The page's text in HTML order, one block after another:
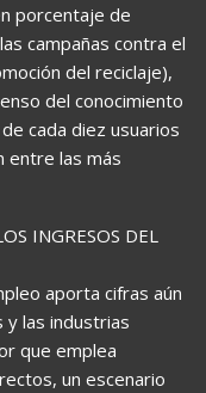
porcentaje de
campañas contra el
del reciclaje),
del conocimiento
cada diez usuarios
entre las más
INGRESOS DEL
aporta cifras aún
las industrias
que emplea
un escenario